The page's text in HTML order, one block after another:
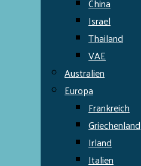
Israel
Thailand
VAE
Australien
Europa
Frankreich
Griechenland
Irland
Italien